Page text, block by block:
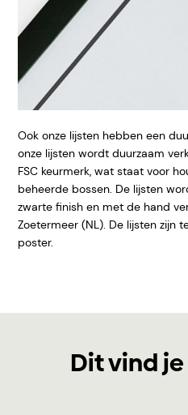
Ook onze lijsten hebben een
onze lijsten wordt duurzaam
FSC keurmerk, wat staat voor
beheerde bossen. De lijsten
zwarte finish en met de hand
Zoetermeer (NL). De lijsten zijn
poster.
Dit vind